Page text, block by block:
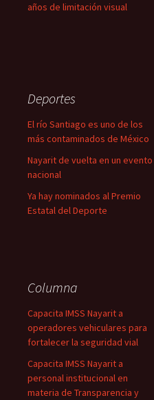
años de limitación visual
Deportes
El río Santiago es uno de los
más contaminados de México
Nayarit de vuelta en un evento
nacional
Ya hay nominados al Premio
Estatal del Deporte
Columna
Capacita IMSS Nayarit a
operadores vehiculares para
fortalecer la seguridad vial
Capacita IMSS Nayarit a
personal institucional en
materia de Transparencia y